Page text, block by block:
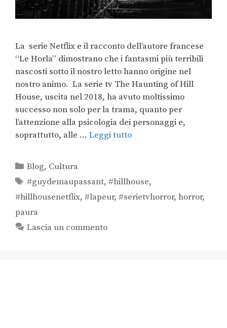
La serie Netflix e il racconto dell’autore francese
“Le Horla” dimostrano che i fantasmi più terribili
nascosti sotto il nostro letto hanno origine nel
nostro animo. La serie tv The Haunting of Hill
House, uscita nel 2018, ha avuto moltissimo
successo non solo per la trama, quanto per
l’attenzione alla psicologia dei personaggi e,
soprattutto, alle … Leggi tutto
Blog, Cultura
#guydemaupassant, #hillhouse,
#hillhousenetflix, #lapeur, #serietvhorror, horror,
paura
Lascia un commento